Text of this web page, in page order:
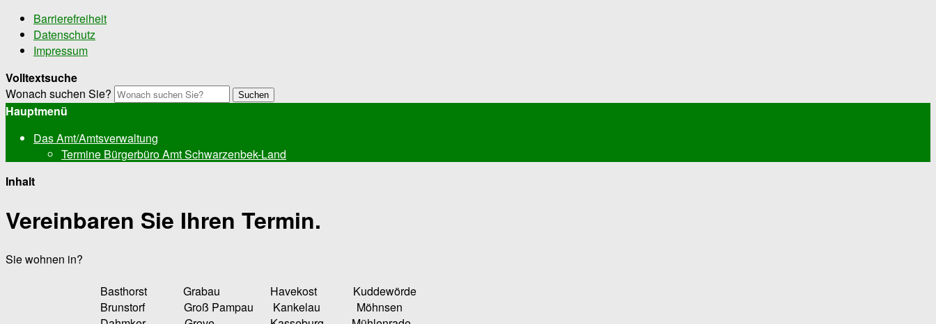
Barrierefreiheit
Datenschutz
Impressum
Volltextsuche
Wonach suchen Sie?
Suchen
Hauptmenü
Das Amt/Amtsverwaltung
Termine Bürgerbüro Amt Schwarzenbek-Land
Inhalt
Vereinbaren Sie Ihren Termin.
Sie wohnen in?
Basthorst Grabau Havekost Kuddewörde
Brunstorf Groß Pampau Kankelau Möhnsen